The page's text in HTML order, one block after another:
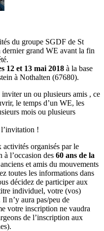
du groupe SGDF de St
dernier grand WE avant la fin
12 et 13 mai 2018 à la base
à Nothalten (67680).
un ou plusieurs amis , ce
le temps d’un WE, les
mois ou plusieurs
!
organisés par le
à l’occasion des 60 ans de la
et amis du mouvements
toutes les informations dans
décidez de participer aux
individuel, votre (vos)
n’y aura pas/peu de
votre inscription ne vaudra
de l’inscription aux